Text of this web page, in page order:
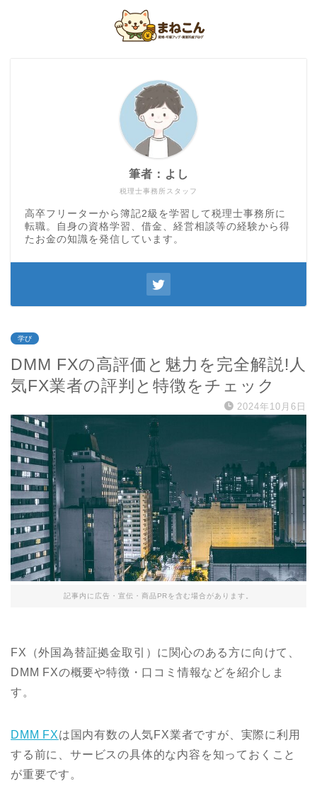
税理士事務所スタッフ
筆者：よし
高卒フリーターから簿記2級を学習して税理士事務所に
転職。自身の資格学習、借金、経営相談等の経験から得
たお金の知識を発信しています。
学び
DMM FXの高評価と魅力を完全解説!人
気FX業者の評判と特徴をチェック
2024年10月6日
記事内に広告・宣伝・商品PRを含む場合があります。
FX（外国為替証拠金取引）に関心のある方に向けて、
DMM FXの概要や特徴・口コミ情報などを紹介しま
す。
DMM FXは国内有数の人気FX業者ですが、実際に利用
する前に、サービスの具体的な内容を知っておくこと
が重要です。